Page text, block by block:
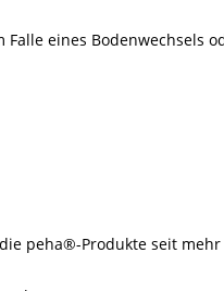
eines Bodenwechsels
peha®-Produkte seit mehr